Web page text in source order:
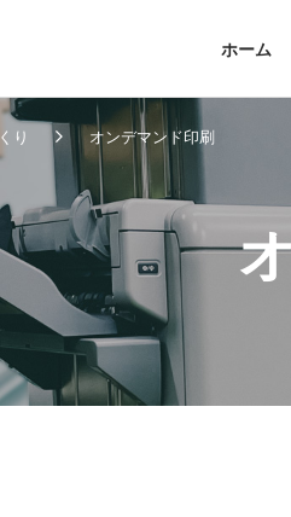
ホーム
り オンデマンド印刷